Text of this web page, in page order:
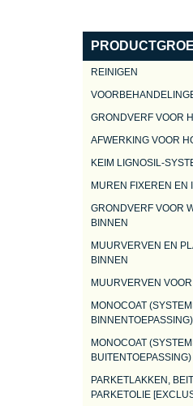
REINIGEN
GRONDVERF VOOR
AFWERKING VOOR
KEIM LIGNOSIL-
MUREN FIXEREN EN
GRONDVERF VOOR
BINNEN
MUURVERVEN EN
BINNEN
MUURVERVEN
MONOCOAT
BINNENTOEPASSING)
MONOCOAT
BUITENTOEPASSING)
PARKETLAKKEN,
PARKETOLIE